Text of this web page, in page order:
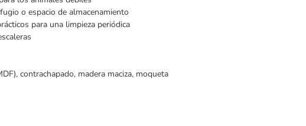
o espacio de almacenamiento
para una limpieza periódica
contrachapado, madera maciza, moqueta